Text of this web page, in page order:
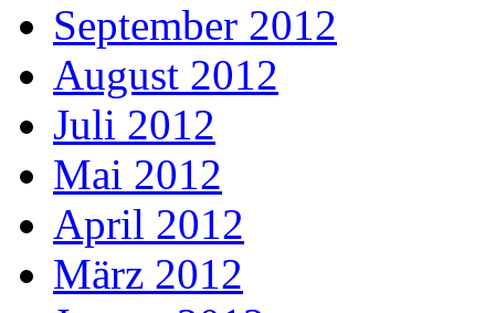
September 2012
August 2012
Juli 2012
Mai 2012
April 2012
März 2012